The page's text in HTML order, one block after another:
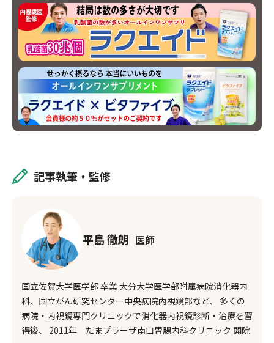
記事執筆・監修
平島 徹朗 医師
国立佐賀大学医学部 卒業 大分大学医学部附属病院消化器内
科、国立がん研究センター中央病院内視鏡部など、
多くの
病院・内視鏡専門クリニックで消化器内視鏡診断・治療を習
得後、
2011年 たまプラーザ南口胃腸内科クリニック 開院